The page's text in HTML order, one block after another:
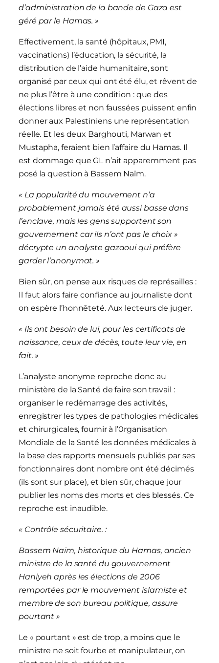
d’administration de la bande de Gaza est
géré par le Hamas. »
Effectivement, la santé (hôpitaux, PMI,
vaccinations) l’éducation, la sécurité, la
distribution de l’aide humanitaire, sont
organisé par ceux qui ont été élu, et rêvent de
ne plus l’être à une condition : que des
élections libres et non faussées puissent enfin
donner aux Palestiniens une représentation
réelle. Et les deux Barghouti, Marwan et
Mustapha, feraient bien l’affaire du Hamas. Il
est dommage que GL n’ait apparemment pas
posé la question à Bassem Naïm.
« La popularité du mouvement n’a
probablement jamais été aussi basse dans
l’enclave, mais les gens supportent son
gouvernement car ils n’ont pas le choix »
décrypte un analyste gazaoui qui préfère
garder l’anonymat. »
Bien sûr, on pense aux risques de représailles :
Il faut alors faire confiance au journaliste dont
on espère l’honnêteté. Aux lecteurs de juger.
« Ils ont besoin de lui, pour les certificats de
naissance, ceux de décès, toute leur vie, en
fait. »
L’analyste anonyme reproche donc au
ministère de la Santé de faire son travail :
organiser le redémarrage des activités,
enregistrer les types de pathologies médicales
et chirurgicales, fournir à l’0rganisation
Mondiale de la Santé les données médicales à
la base des rapports mensuels publiés par ses
fonctionnaires dont nombre ont été décimés
(ils sont sur place), et bien sûr, chaque jour
publier les noms des morts et des blessés. Ce
reproche est inaudible.
« Contrôle sécuritaire. :
Bassem Naïm, historique du Hamas, ancien
ministre de la santé du gouvernement
Haniyeh après les élections de 2006
remportées par le mouvement islamiste et
membre de son bureau politique, assure
pourtant »
Le « pourtant » est de trop, a moins que le
ministre ne soit fourbe et manipulateur, on